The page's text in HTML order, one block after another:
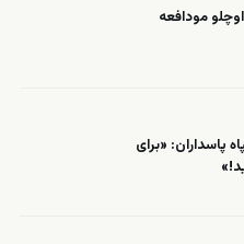
مودافعه
پاسداران: «برای